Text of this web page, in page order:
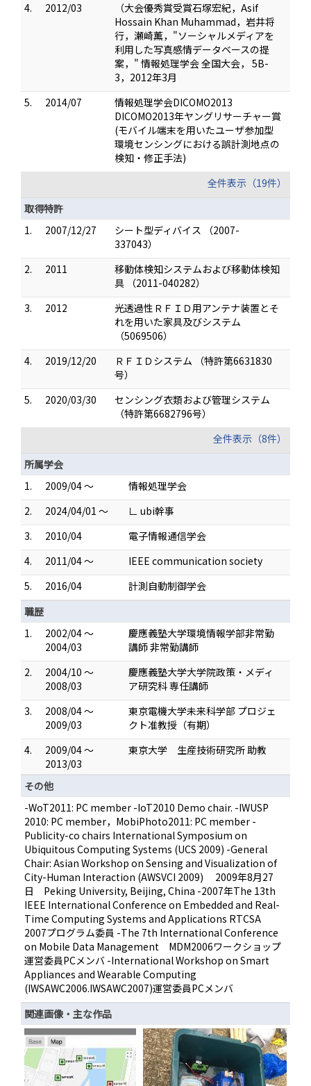
4.
2012/03
（大会優秀賞受賞石塚宏紀，Asif
Hossain Khan Muhammad，岩井将
行，瀬崎薫，"ソーシャルメディアを
利用した写真感情データベースの提
案，" 情報処理学会 全国大会， 5B-
3，2012年3月
5.
2014/07
情報処理学会DICOMO2013
DICOMO2013年ヤングリサーチャー賞
(モバイル端末を用いたユーザ参加型
環境センシングにおける誤計測地点の
検知・修正手法)
全件表示（19件）
取得特許
1.
2007/12/27
シート型ディバイス （2007-
337043）
2.
2011
移動体検知システムおよび移動体検知
具 （2011-040282）
3.
2012
光透過性ＲＦＩＤ用アンテナ装置とそ
れを用いた家具及びシステム
（5069506）
4.
2019/12/20
ＲＦＩＤシステム （特許第6631830
号）
5.
2020/03/30
センシング衣類および管理システム
（特許第6682796号）
全件表示（8件）
所属学会
1.
2009/04 ～
情報処理学会
2.
2024/04/01 ～
∟ ubi幹事
3.
2010/04
電子情報通信学会
4.
2011/04 ～
IEEE communication society
5.
2016/04
計測自動制御学会
職歴
1.
2002/04 ～
2004/03
慶應義塾大学環境情報学部非常勤
講師 非常勤講師
2.
2004/10 ～
2008/03
慶應義塾大学大学院政策・メディ
ア研究科 専任講師
3.
2008/04 ～
2009/03
東京電機大学未来科学部 プロジェ
クト准教授（有期）
4.
2009/04 ～
2013/03
東京大学 生産技術研究所 助教
その他
-WoT2011: PC member -IoT2010 Demo chair. -IWUSP
2010: PC member，MobiPhoto2011: PC member -
Publicity-co chairs International Symposium on
Ubiquitous Computing Systems (UCS 2009) -General
Chair: Asian Workshop on Sensing and Visualization of
City-Human Interaction (AWSVCI 2009) 2009年8月27
日 Peking University, Beijing, China -2007年The 13th
IEEE International Conference on Embedded and Real-
Time Computing Systems and Applications RTCSA
2007プログラム委員 -The 7th International Conference
on Mobile Data Management MDM2006ワークショップ
運営委員PCメンバ -International Workshop on Smart
Appliances and Wearable Computing
(IWSAWC2006.IWSAWC2007)運営委員PCメンバ
関連画像・主な作品